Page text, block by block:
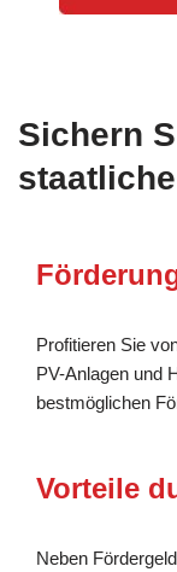
Sichern
Profitieren Sie
PV-Anlagen und
bestmöglichen
Vorteile
Neben